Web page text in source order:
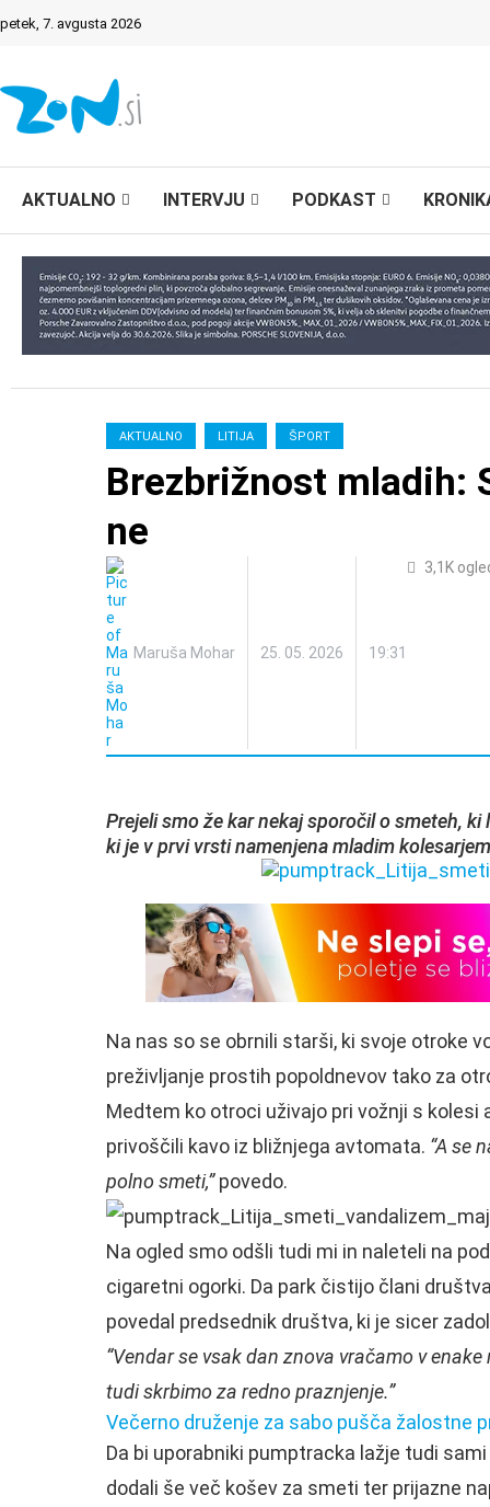
petek, 7. avgusta 2026
AKTUALNO INTERVJU PODKAST
AKTUALNO LITIJA ŠPORT
Brezbrižnost mladih:
ne
Maruša Mohar 25. 05. 2026 19:31
3,1K
Prejeli smo že kar nekaj sporočil o smeteh,
ki je v prvi vrsti namenjena mladim
Na nas so se obrnili starši, ki svoje otroke
preživljanje prostih popoldnevov tako za
Medtem ko otroci uživajo pri vožnji s kolesi
privoščili kavo iz bližnjega avtomata. “A se
polno smeti,”povedo.
Na ogled smo odšli tudi mi in naleteli na
cigaretni ogorki. Da park čistijo člani
povedal predsednik društva, ki je sicer
“Vendar se vsak dan znova vračamo v
tudi skrbimo za redno praznjenje.”
Večerno druženje za sabo pušča žalostne
Da bi uporabniki pumptracka lažje tudi
dodali še več košev za smeti ter prijazne